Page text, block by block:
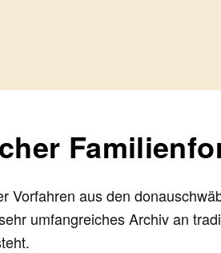
Vorfahren aus den
umfangreiches Archiv an